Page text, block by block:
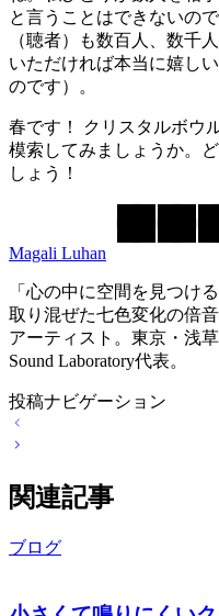
と言うことはできないの
（聴者）も数百人、数千
いただければ本当に嬉し
のです）。
春です！ クリスタルボウ
模索してみましょうか。
しょう！
Magali Luhan
「心の中に空間を見つけ
取り混ぜた七色変化の倍
アーティスト。東京・浅
Sound Laboratory代表。
投稿ナビゲーション
関連記事
ブログ